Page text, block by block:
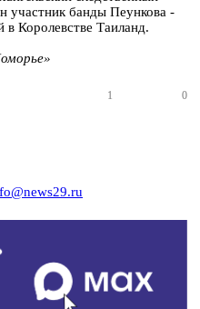
участник банды Пеункова -
Королевстве Таиланд.
1 0